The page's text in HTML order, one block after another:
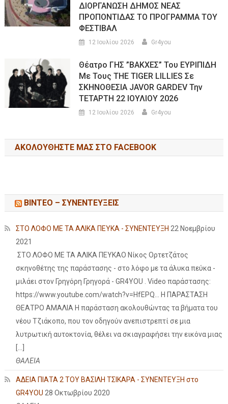
ΔΙΟΡΓΑΝΩΣΗ ΔΗΜΟΣ ΝΕΑΣ
ΠΡΟΠΟΝΤΙΔΑΣ ΤΟ ΠΡΟΓΡΑΜΜΑ ΤΟΥ
ΦΕΣΤΙΒΑΛ
12 Ιουλίου 2026 Gr4you
Θέατρο ΓΗΣ ”ΒΑΚΧΕΣ” Του ΕΥΡΙΠΙΔΗ
Με Τους THE TIGER LILLIES Σε
ΣΚΗΝΟΘΕΣΙΑ JAVOR GARDEV Την
ΤΕΤΑΡΤΗ 22 ΙΟΥΛΙΟΥ 2026
12 Ιουλίου 2026 Gr4you
ΑΚΟΛΟΥΘΉΣΤΕ ΜΑΣ ΣΤΟ FACEBOOK
ΒΙΝΤΕΟ – ΣΥΝΕΝΤΕΥΞΕΙΣ
ΣΤΟ ΛΟΦΟ ΜΕ ΤΑ ΑΛΙΚΑ ΠΕΥΚΑ - ΣΥΝΕΝΤΕΥΞΗ 22 Νοεμβρίου
2021
ΣΤΟ ΛΟΦΟ ΜΕ ΤΑ ΑΛΙΚΑ ΠΕΥΚΑΟ Νίκος Ορτετζάτος
σκηνοθέτης της παράστασης - στο λόφο με τα άλυκα πεύκα -
μιλάει στον Γρηγόρη Γρηγορά - GR4YOU . Video παράστασης:
https://www.youtube.com/watch?v=HfEPQ... Η ΠΑΡΑΣΤΑΣΗ
ΘΕΑΤΡΟ ΑΜΑΛΙΑ Η παράσταση ακολουθώντας τα βήματα του
νέου Τζιάκοπο, που τον οδηγούν ανεπιστρεπτί σε μια
λυτρωτική αυτοκτονία, θέλει να σκιαγραφήσει την εικόνα μιας
ΘΑΛΕΙΑ
ΑΔΕΙΑ ΠΙΑΤΑ 2 ΤΟΥ ΒΑΣΙΛΗ ΤΣΙΚΑΡΑ - ΣΥΝΕΝΤΕΥΞΗ στο
GR4YOU 28 Οκτωβρίου 2020